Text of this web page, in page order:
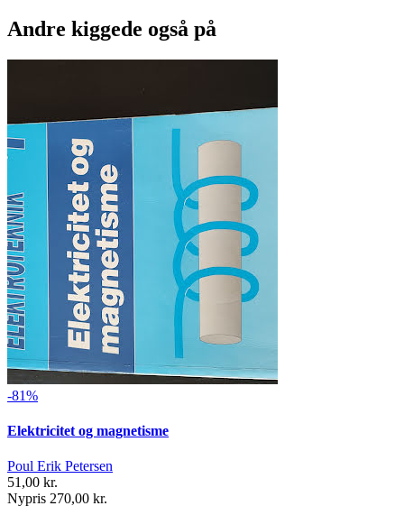
Andre kiggede også på
-81%
Elektricitet og magnetisme
Poul Erik Petersen
51,00 kr.
Nypris 270,00 kr.